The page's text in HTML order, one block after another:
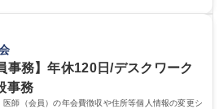
ツアー事業 ※入社後は上記いずれかの部門
る業務 募集職種 【都庁グル
平均9時間未満／有給年平均16日取得
できます。 ■様々なプロジェクト：駐車場
設置された照明を兼ねた広告「ブライトサ
事業収益を生み出す活動を積極的に行って
事務】年休120日/デスクワーク
事務
師（会員）の年会費徴収や住所等個人情報の変更シ